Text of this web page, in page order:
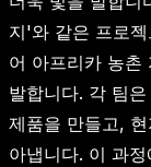
지'와 같은 프로
어 아프리카 농촌
발합니다. 각 팀
제품을 만들고,
아냅니다. 이 과